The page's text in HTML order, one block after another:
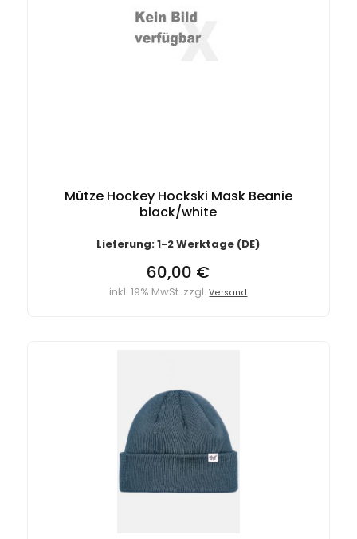
Mütze Hockey Hockski Mask Beanie
black/white
Lieferung: 1-2 Werktage (DE)
60,00 €
inkl. 19% MwSt. zzgl.Versand